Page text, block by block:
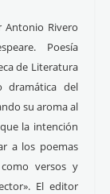
Rivero
Poesía
de Literatura
dramática del
su aroma al
la intención
a los poemas
versos y
El editor